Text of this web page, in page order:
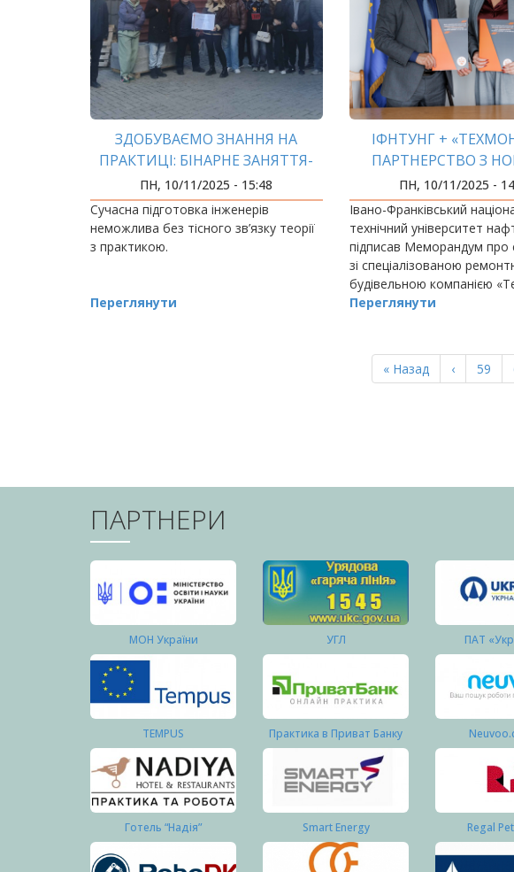
ЗДОБУВАЄМО ЗНАННЯ НА
ПРАКТИЦІ: БІНАРНЕ ЗАНЯТТЯ-
ЕКСКУРСІЯ НА БУДІВНИЦТВІ!
ПН, 10/11/2025 - 15:48
Сучасна підготовка інженерів
неможлива без тісного зв’язку теорії
з практикою.
Переглянути
ІФНТУНГ +
ПАРТНЕРСТВО З
ПН, 10/11/2025 -
Івано-Франківський
технічний університет
підписав Меморандум про
зі спеціалізованою
будівельною компанією
– професійною будівельною
Переглянути
Перша
сторінка
« Назад
сторінка
‹ Page
59
ПАРТНЕРИ
МОН України УГЛ ПАТ
TEMPUS Практика в Приват Банку
Готель “Надія” Smart Energy Regal